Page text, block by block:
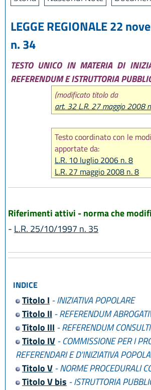
LEGGE REGIONALE 22
n. 34
TESTO UNICO IN MATERIA DI
REFERENDUM E ISTRUTTORIA
(modificato titolo da
art. 32 L.R. 27 maggio 2008
Testo coordinato con le
apportate da:
L.R. 10 luglio 2006 n. 8
L.R. 27 maggio 2008 n. 8
Riferimenti attivi - norma che
- L.R. 25/10/1997 n. 35
INDICE
Titolo I - INIZIATIVA POPOLARE
Titolo II - REFERENDUM
Titolo III - REFERENDUM
Titolo IV- COMMISSIONE PER I
REFERENDARI E D'INIZIATIVA
Titolo V- NORME PROCEDURALI
Titolo V bis - ISTRUTTORIA